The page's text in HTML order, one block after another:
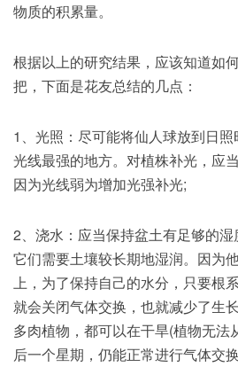
物质的积累量。
根据以上的研究结果，应该知道如
把，下面是花友总结的几点：
1、光照：尽可能将仙人球放到日
光线最强的地方。对植株补光，应
因为光线弱为增加光强补光;
2、浇水：应当保持盆土有足够的湿
它们需要土壤较长期地湿润。因为
上，为了保持自己的水分，只要根
就会关闭气体交换，也就减少了生
多肉植物，都可以在干旱(植物无法
后一个星期，仍能正常进行气体交